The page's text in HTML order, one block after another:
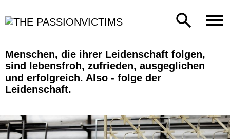
Menschen, die ihrer Leidenschaft folgen,
sind lebensfroh, zufrieden, ausgeglichen
und erfolgreich. Also - folge der
Leidenschaft.